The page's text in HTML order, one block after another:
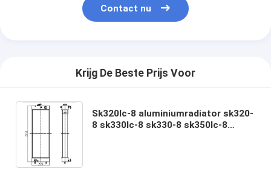
Contact nu
Krijg De Beste Prijs Voor
Sk320lc-8 aluminiumradiator sk320-
8 sk330lc-8 sk330-8 sk350lc-8